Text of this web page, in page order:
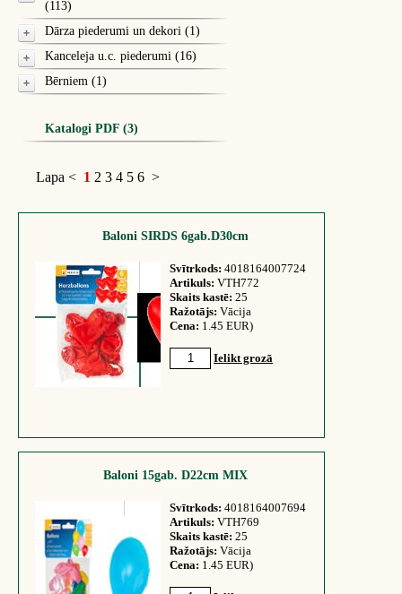
(113)
Dārza piederumi un dekori (1)
Kanceleja u.c. piederumi (16)
Bērniem (1)
Katalogi PDF (3)
Lapa < 1 2 3 4 5 6 >
Baloni SIRDS 6gab.D30cm
Svītrkods: 4018164007724
Artikuls: VTH772
Skaits kastē: 25
Ražotājs: Vācija
Cena: 1.45 EUR)
Ielikt grozā
Baloni 15gab. D22cm MIX
Svītrkods: 4018164007694
Artikuls: VTH769
Skaits kastē: 25
Ražotājs: Vācija
Cena: 1.45 EUR)